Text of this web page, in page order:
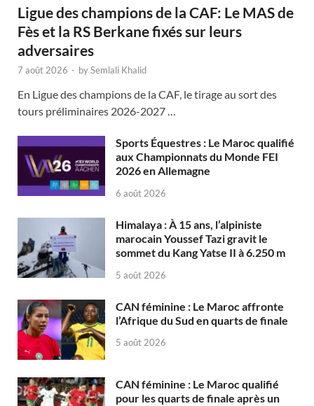
Ligue des champions de la CAF: Le MAS de
Fès et la RS Berkane fixés sur leurs
adversaires
7 août 2026 - bySemlali Khalid
En Ligue des champions de la CAF, le tirage au sort des
tours préliminaires 2026-2027 …
Sports Équestres : Le Maroc qualifié
aux Championnats du Monde FEI
2026 en Allemagne
6 août 2026
Himalaya : À 15 ans, l’alpiniste
marocain Youssef Tazi gravit le
sommet du Kang Yatse II à 6.250 m
5 août 2026
CAN féminine : Le Maroc affronte
l’Afrique du Sud en quarts de finale
5 août 2026
CAN féminine : Le Maroc qualifié
pour les quarts de finale après un